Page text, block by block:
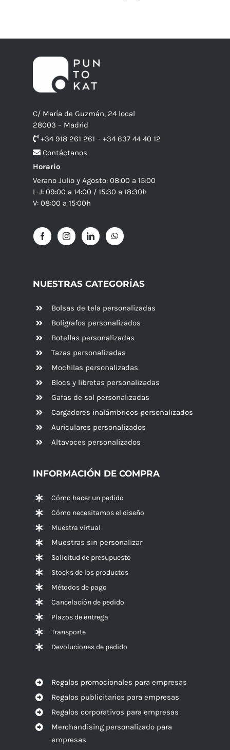
C/ María de Guzmán, 24 local
28003 – Madrid
+34 918 261 261 – +34 637 44 40 12
Contáctanos
Horario
Verano Julio y Agosto: 08:00 a 15:00
L-J: 09:00 a 14:00 / 15:30 a 18:30h
V: 08:00 a 15:00h
NUESTRAS CATEGORÍAS
Bolsas de tela personalizadas
Bolígrafos personalizados
Botellas personalizadas
Tazas personalizadas
Mochilas personalizadas
Blocs y libretas personalizadas
Gafas de sol personalizadas
Cargadores inalámbricos personalizados
Auriculares personalizados
Altavoces personalizados
INFORMACIÓN DE COMPRA
Cómo hacer un pedido
Cómo necesitamos el diseño
Muestra virtual
Muestras sin personalizar
Solicitud de presupuesto
Stocks de los productos
Métodos de pago
Cancelación de pedido
Plazos de entrega
Transporte
Devoluciones de pedido
Regalos promocionales para empresas
Regalos publicitarios para empresas
Regalos corporativos para empresas
Merchandising personalizado para
empresas